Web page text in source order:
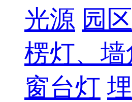
光源 园
楞灯、墙
窗台灯